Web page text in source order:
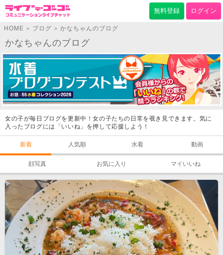
無料登録 ログイン
HOME > ブログ > かなちゃんのブログ
かなちゃんのブログ
女の子が毎日ブログを更新中！女の子たちの日常を覗き見できます。気に
入ったブログには「いいね」を押して応援しよう！
新着 人気順 水着 動画
顔写真 お気に入り マイいいね